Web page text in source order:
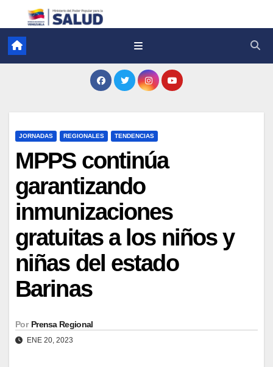
JORNADAS REGIONALES TENDENCIAS
MPPS continúa
garantizando
inmunizaciones
gratuitas a los niños y
niñas del estado
Barinas
Por Prensa Regional
ENE 20, 2023